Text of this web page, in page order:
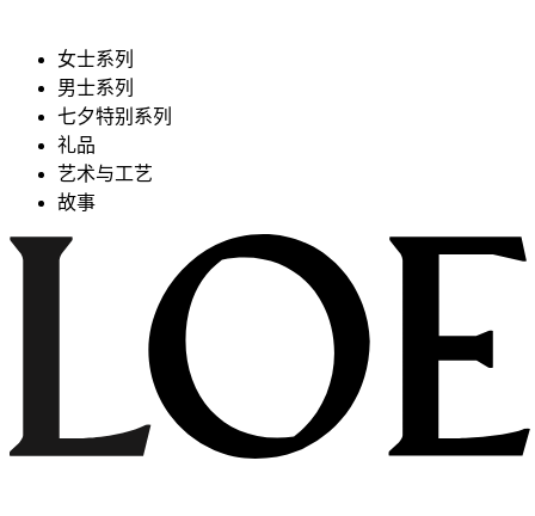
女士系列
男士系列
七夕特别系列
礼品
艺术与工艺
故事